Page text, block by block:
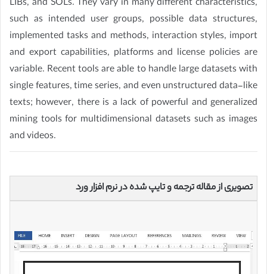
LIBs, and SOLs. They vary in many different characteristics,
such as intended user groups, possible data structures,
implemented tasks and methods, interaction styles, import
and export capabilities, platforms and license policies are
variable. Recent tools are able to handle large datasets with
single features, time series, and even unstructured data-like
texts; however, there is a lack of powerful and generalized
mining tools for multidimensional datasets such as images
and videos.
تصویری از مقاله ترجمه و تایپ شده در نرم افزار ورد